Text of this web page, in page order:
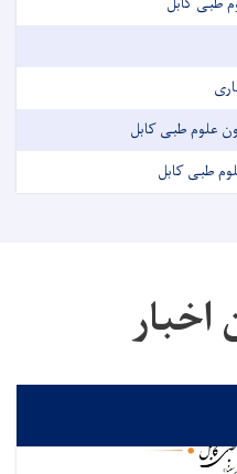
علوم طبی کابل
طبی کابل
اخبار